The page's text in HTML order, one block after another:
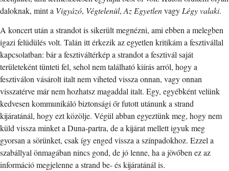
daloknak, mint a Vigyázó, Végtelenül, Az Egyetlenvagy Légy valaki.
A koncert után a strandot is sikerült megnézni, ami ebben a melegben
igazi felüdülés volt. Talán itt érkezik az egyetlen kritikám a fesztivállal
kapcsolatban: bár a fesztiváltérkép a strandot a fesztivál saját
területeként tünteti fel, sehol nem található kiírás arról, hogy a
fesztiválon vásárolt italt nem viheted vissza onnan, vagy onnan
visszatérve már nem hozhatsz magaddal italt. Egy, egyébként velünk
kedvesen kommunikáló biztonsági őr futott utánunk a strand
kijáratánál, hogy ezt közölje. Végül abban egyeztünk meg, hogy nem
küld vissza minket a Duna-partra, de a kijárat mellett igyuk meg
gyorsan a sörünket, csak így enged vissza a színpadokhoz. Ezzel a
szabállyal önmagában nincs gond, de jó lenne, ha a jövőben ez az
információ megjelenne a strand be- és kijáratánál is.